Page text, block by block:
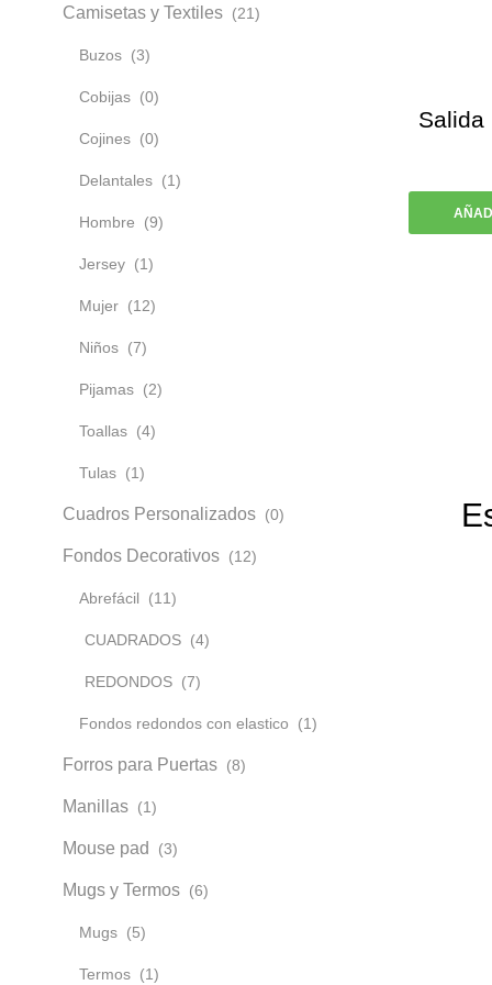
Salida
Camisetas y Textiles (21)
Buzos (3)
Cobijas (0)
Cojines (0)
Delantales (1)
Hombre (9)
Jersey (1)
Mujer (12)
Niños (7)
Pijamas (2)
Toallas (4)
Tulas (1)
Cuadros Personalizados (0)
Fondos Decorativos (12)
Abrefácil (11)
CUADRADOS (4)
REDONDOS (7)
Fondos redondos con elastico (1)
Forros para Puertas (8)
Manillas (1)
Mouse pad (3)
Mugs y Termos (6)
Mugs (5)
Termos (1)